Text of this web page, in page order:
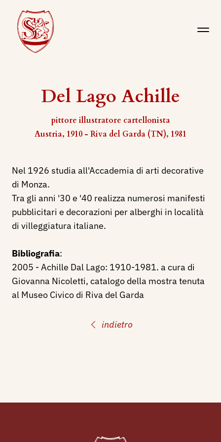
Del Lago Achille
pittore illustratore cartellonista
Austria, 1910 - Riva del Garda (TN), 1981
indietro
Nel 1926 studia all'Accademia di arti decorative
di Monza.
Tra gli anni '30 e '40 realizza numerosi manifesti
pubblicitari e decorazioni per alberghi in località
di villeggiatura italiane.
Bibliografia:
2005 - Achille Dal Lago: 1910-1981. a cura di
Giovanna Nicoletti, catalogo della mostra tenuta
al Museo Civico di Riva del Garda